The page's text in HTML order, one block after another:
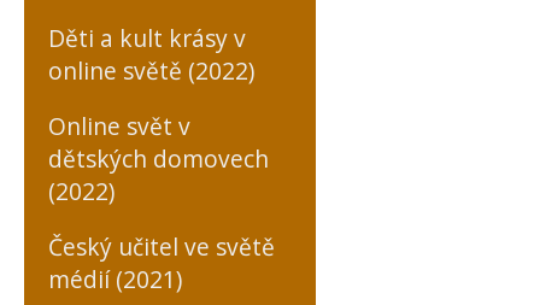
Děti a kult krásy v
online světě (2022)
Online svět v
dětských domovech
(2022)
Český učitel ve světě
médií (2021)